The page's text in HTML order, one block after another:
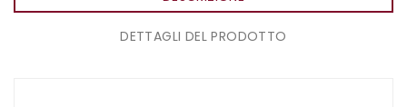
DETTAGLI DEL PRODOTTO